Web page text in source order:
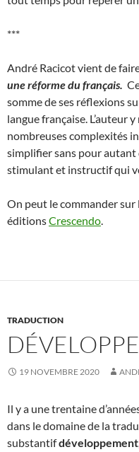
***
André Racicot vient de
une réforme du français.
somme de ses réflexions
langue française. L’auteur
nombreuses complexités
simplifier sans pour
stimulant et instructif qui
On peut le commander sur
éditionsCrescendo.
TRADUCTION
19 NOVEMBRE 2020
Il y a une trentaine
dans le domaine de la
substantifdéveloppement